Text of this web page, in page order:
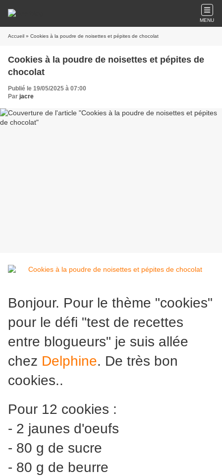
MENU
Accueil » Cookies à la poudre de noisettes et pépites de chocolat
Cookies à la poudre de noisettes et pépites de
chocolat
Publié le 19/05/2025 à 07:00
Par jacre
Bonjour. Pour le thème "cookies"
pour le défi "test de recettes
entre blogueurs" je suis allée
chez Delphine. De très bon
cookies..
Pour 12 cookies :
- 2 jaunes d'oeufs
- 80 g de sucre
- 80 g de beurre